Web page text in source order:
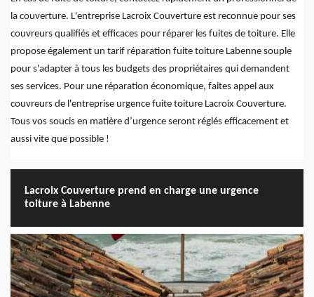
la couverture. L'entreprise Lacroix Couverture est reconnue pour ses
couvreurs qualifiés et efficaces pour réparer les fuites de toiture. Elle
propose également un tarif réparation fuite toiture Labenne souple
pour s'adapter à tous les budgets des propriétaires qui demandent
ses services. Pour une réparation économique, faites appel aux
couvreurs de l'entreprise urgence fuite toiture Lacroix Couverture.
Tous vos soucis en matière d’urgence seront réglés efficacement et
aussi vite que possible !
Lacroix Couverture prend en charge une urgence
toiture à Labenne